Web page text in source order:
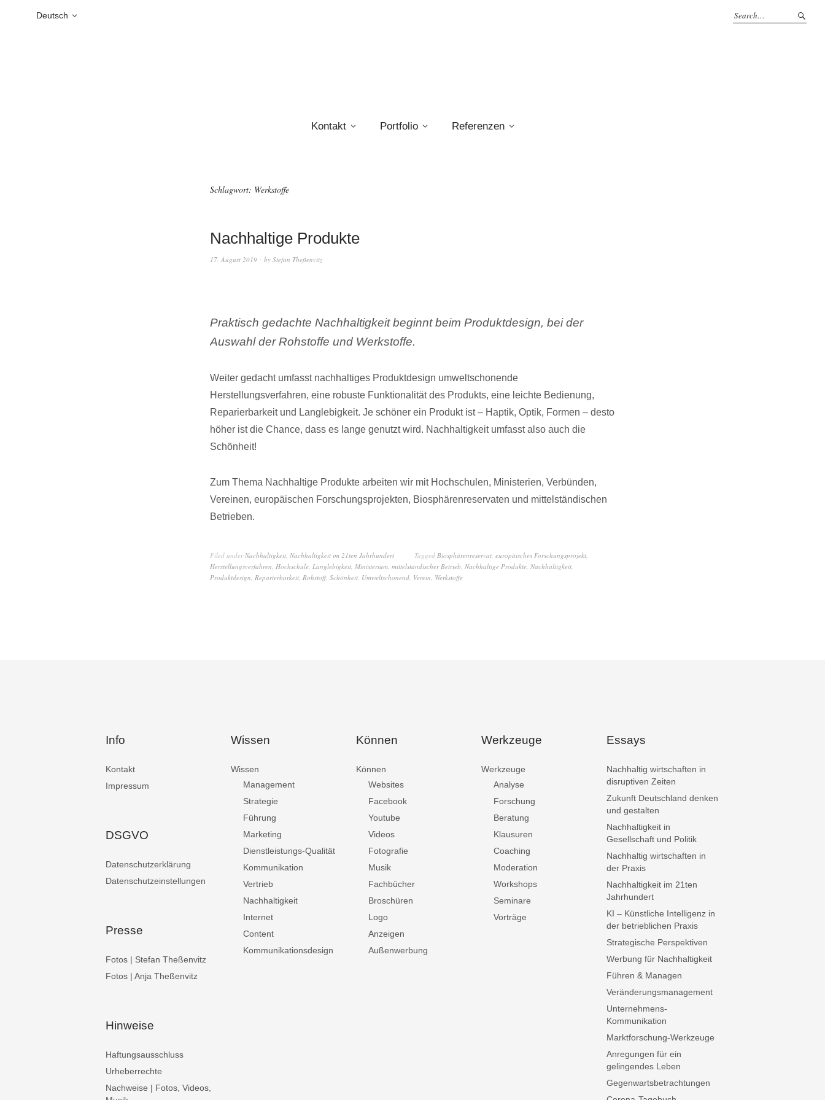
Deutsch
Kontakt Portfolio Referenzen
Schlagwort: Werkstoffe
Nachhaltige Produkte
17. August 2019 by Stefan Theßenvitz
Praktisch gedachte Nachhaltigkeit beginnt beim Produktdesign, bei der
Auswahl der Rohstoffe und Werkstoffe.
Weiter gedacht umfasst nachhaltiges Produktdesign umweltschonende
Herstellungsverfahren, eine robuste Funktionalität des Produkts, eine leichte Bedienung,
Reparierbarkeit und Langlebigkeit. Je schöner ein Produkt ist – Haptik, Optik, Formen – desto
höher ist die Chance, dass es lange genutzt wird. Nachhaltigkeit umfasst also auch die
Schönheit!
Zum Thema Nachhaltige Produkte arbeiten wir mit Hochschulen, Ministerien, Verbünden,
Vereinen, europäischen Forschungsprojekten, Biosphärenreservaten und mittelständischen
Betrieben.
Filed underNachhaltigkeit, Nachhaltigkeit im 21ten Jahrhundert Tagged Biosphärenreservat, europäisches Forschungsprojekt,
Herstellungsverfahren, Hochschule, Langlebigkeit, Ministerium, mittelständischer Betrieb, Nachhaltige Produkte, Nachhaltigkeit,
Produktdesign, Reparierbarkeit, Rohstoff, Schönheit, Umweltschonend, Verein, Werkstoffe
Info
Kontakt
Impressum
DSGVO
Datenschutzerklärung
Datenschutzeinstellungen
Presse
Fotos | Stefan Theßenvitz
Fotos | Anja Theßenvitz
Hinweise
Haftungsausschluss
Urheberrechte
Nachweise | Fotos, Videos,
Wissen
Wissen
Management
Strategie
Führung
Marketing
Dienstleistungs-Qualität
Kommunikation
Vertrieb
Nachhaltigkeit
Internet
Content
Kommunikationsdesign
Können
Können
Websites
Facebook
Youtube
Videos
Fotografie
Musik
Fachbücher
Broschüren
Logo
Anzeigen
Außenwerbung
Werkzeuge
Werkzeuge
Analyse
Forschung
Beratung
Klausuren
Coaching
Moderation
Workshops
Seminare
Vorträge
Essays
Nachhaltig wirtschaften in
disruptiven Zeiten
Zukunft Deutschland denken
und gestalten
Nachhaltigkeit in
Gesellschaft und Politik
Nachhaltig wirtschaften in
der Praxis
Nachhaltigkeit im 21ten
Jahrhundert
KI – Künstliche Intelligenz in
der betrieblichen Praxis
Strategische Perspektiven
Werbung für Nachhaltigkeit
Führen & Managen
Veränderungsmanagement
Unternehmens-
Kommunikation
Marktforschung-Werkzeuge
Anregungen für ein
gelingendes Leben
Gegenwartsbetrachtungen